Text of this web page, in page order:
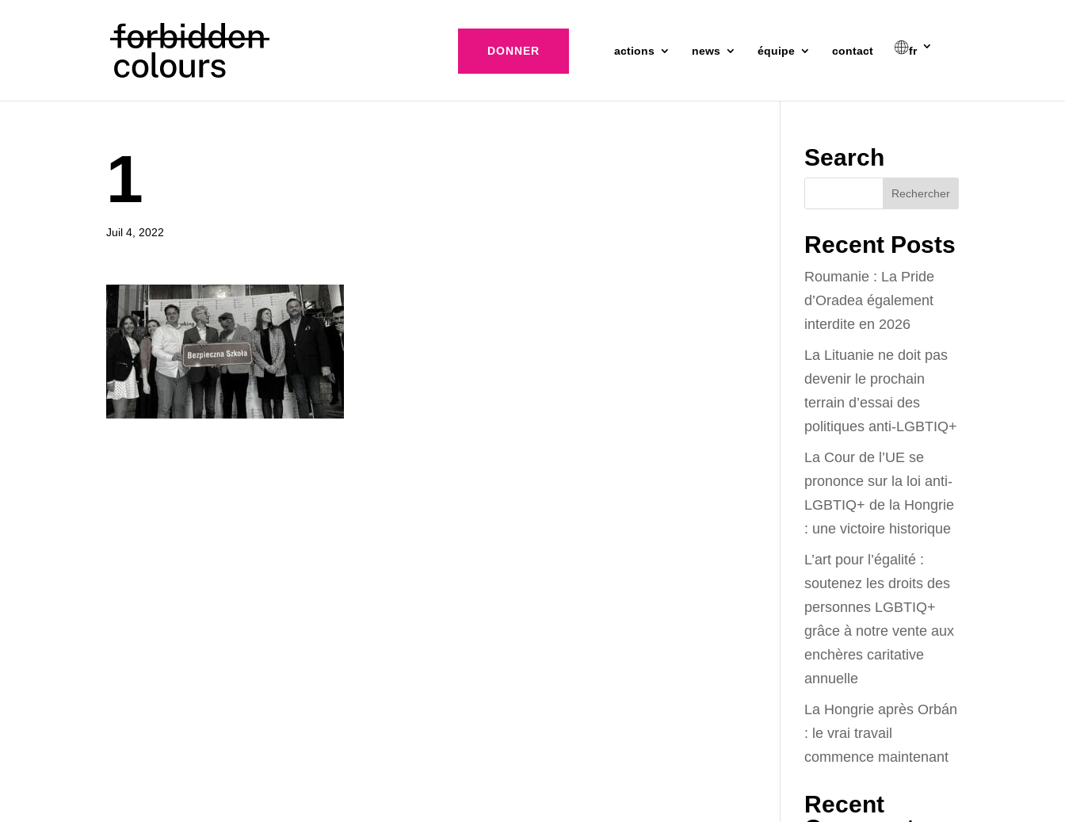
DONNER actions news équipe contact fr
1
Juil 4, 2022
Search
Recent Posts
Roumanie : La Pride
d’Oradea également
interdite en 2026
La Lituanie ne doit pas
devenir le prochain
terrain d’essai des
politiques anti-LGBTIQ+
La Cour de l’UE se
prononce sur la loi anti-
LGBTIQ+ de la Hongrie
: une victoire historique
L’art pour l’égalité :
soutenez les droits des
personnes LGBTIQ+
grâce à notre vente aux
enchères caritative
annuelle
La Hongrie après Orbán
: le vrai travail
commence maintenant
Recent